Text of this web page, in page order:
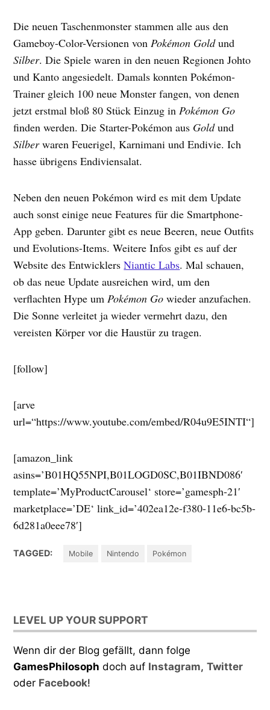
Die neuen Taschenmonster stammen alle aus den
Gameboy-Color-Versionen vonPokémon Goldund
Silber. Die Spiele waren in den neuen Regionen Johto
und Kanto angesiedelt. Damals konnten Pokémon-
Trainer gleich 100 neue Monster fangen, von denen
jetzt erstmal bloß 80 Stück Einzug inPokémon Go
finden werden. Die Starter-Pokémon aus Goldund
Silberwaren Feuerigel, Karnimani und Endivie. Ich
hasse übrigens Endiviensalat.
Neben den neuen Pokémon wird es mit dem Update
auch sonst einige neue Features für die Smartphone-
App geben. Darunter gibt es neue Beeren, neue Outfits
und Evolutions-Items. Weitere Infos gibt es auf der
Website des EntwicklersNiantic Labs. Mal schauen,
ob das neue Update ausreichen wird, um den
verflachten Hype umPokémon Go wieder anzufachen.
Die Sonne verleitet ja wieder vermehrt dazu, den
vereisten Körper vor die Haustür zu tragen.
[follow]
[arve
url=“https://www.youtube.com/embed/R04u9E5INTI“]
[amazon_link
asins=’B01HQ55NPI,B01LOGD0SC,B01IBND086′
template=’MyProductCarousel‘ store=’gamesph-21′
marketplace=’DE‘ link_id=’402ea12e-f380-11e6-bc5b-
6d281a0eee78′]
TAGGED: Mobile Nintendo Pokémon
LEVEL UP YOUR SUPPORT
Wenn dir der Blog gefällt, dann folge
GamesPhilosoph doch auf Instagram,Twitter
oder Facebook!